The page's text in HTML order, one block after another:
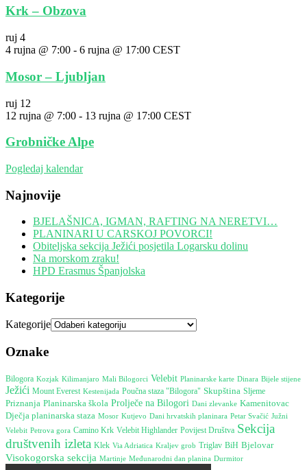
Krk – Obzova
ruj 4
4 rujna @ 7:00 - 6 rujna @ 17:00 CEST
Mosor – Ljubljan
ruj 12
12 rujna @ 7:00 - 13 rujna @ 17:00 CEST
Grobničke Alpe
Pogledaj kalendar
Najnovije
BJELAŠNICA, IGMAN, RAFTING NA NERETVI…
PLANINARI U CARSKOJ POVORCI!
Obiteljska sekcija Ježići posjetila Logarsku dolinu
Na morskom zraku!
HPD Erasmus Španjolska
Kategorije
Kategorije
Oznake
Bilogora Kozjak Kilimanjaro Mali Bilogorci Velebit Planinarske karte Dinara Bijele stijene
Ježići Mount Everest Kestenijada Poučna staza "Bilogora" Skupština Sljeme
Priznanja Planinarska škola Prolječe na Bilogori Dani zlevanke Kamenitovac
Dječja planinarska staza Mosor Kutjevo Dani hrvatskih planinara Petar Svačić Južni
Velebit Petrova gora Camino Krk Velebit Highlander Povijest Društva Sekcija
društvenih izleta Klek Via Adriatica Kraljev grob Triglav BiH Bjelovar
Visokogorska sekcija Martinje Međunarodni dan planina Durmitor